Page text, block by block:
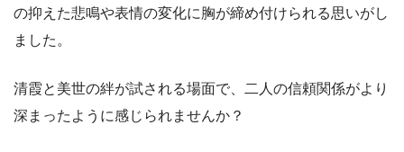
の抑えた悲鳴や表情の変化に胸が締め付けられる思いがし
ました。
清霞と美世の絆が試される場面で、二人の信頼関係がより
深まったように感じられませんか？